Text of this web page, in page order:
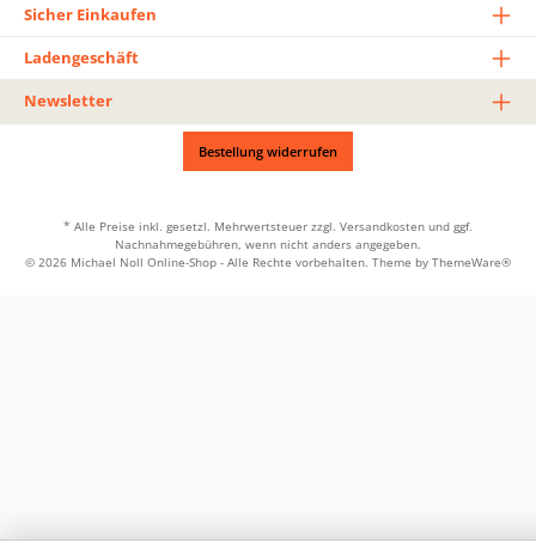
Sicher Einkaufen
Ladengeschäft
Newsletter
Bestellung widerrufen
* Alle Preise inkl. gesetzl. Mehrwertsteuer zzgl. Versandkosten und ggf.
Nachnahmegebühren, wenn nicht anders angegeben.
© 2026 Michael Noll Online-Shop - Alle Rechte vorbehalten. Theme by ThemeWare®